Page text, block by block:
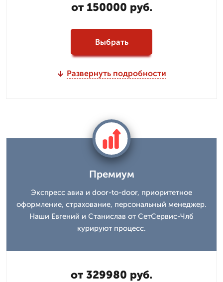
от 150000 руб.
Выбрать
Развернуть подробности
Премиум
Экспресс авиа и door-to-door, приоритетное
оформление, страхование, персональный менеджер.
Наши Евгений и Станислав от СетСервис-Члб
курируют процесс.
от 329980 руб.